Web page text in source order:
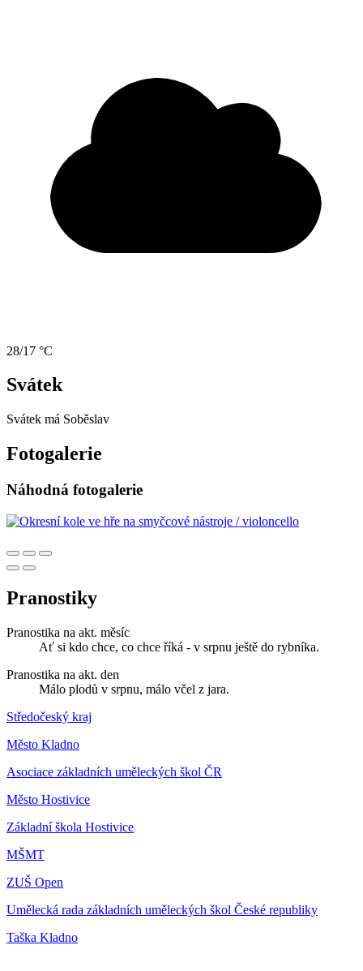
28/17 °C
Svátek
Svátek má Soběslav
Fotogalerie
Náhodná fotogalerie
Pranostiky
Pranostika na akt. měsíc
Ať si kdo chce, co chce říká - v srpnu ještě do rybníka.
Pranostika na akt. den
Málo plodů v srpnu, málo včel z jara.
Středočeský kraj
Město Kladno
Asociace základních uměleckých škol ČR
Město Hostivice
Základní škola Hostivice
MŠMT
ZUŠ Open
Umělecká rada základních uměleckých škol České republiky
Taška Kladno